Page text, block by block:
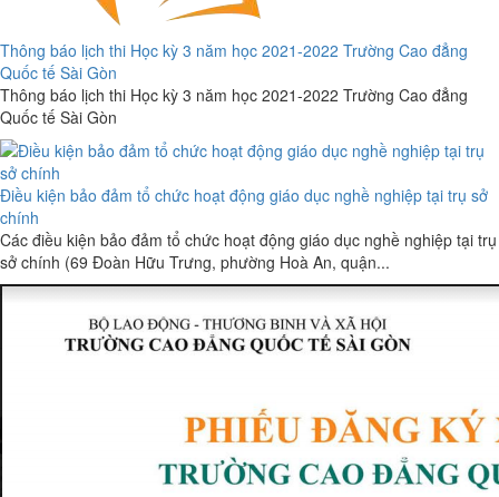
Thông báo lịch thi Học kỳ 3 năm học 2021-2022 Trường Cao đẳng
Quốc tế Sài Gòn
Thông báo lịch thi Học kỳ 3 năm học 2021-2022 Trường Cao đẳng
Quốc tế Sài Gòn
Điều kiện bảo đảm tổ chức hoạt động giáo dục nghề nghiệp tại trụ sở
chính
Các điều kiện bảo đảm tổ chức hoạt động giáo dục nghề nghiệp tại trụ
sở chính (69 Đoàn Hữu Trưng, phường Hoà An, quận...